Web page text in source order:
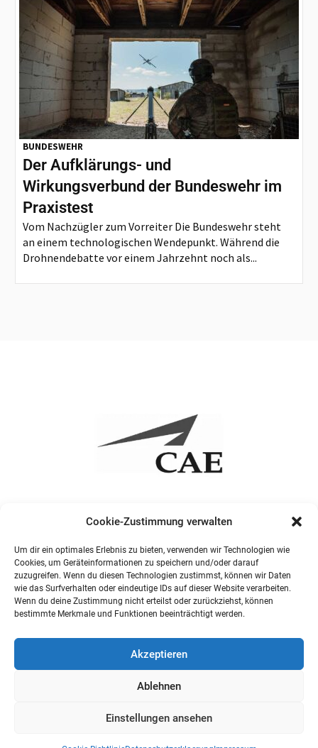
Cookie-Zustimmung verwalten
Um dir ein optimales Erlebnis zu bieten, verwenden wir Technologien wie
Cookies, um Geräteinformationen zu speichern und/oder darauf
zuzugreifen. Wenn du diesen Technologien zustimmst, können wir Daten
wie das Surfverhalten oder eindeutige IDs auf dieser Website verarbeiten.
Wenn du deine Zustimmung nicht erteilst oder zurückziehst, können
bestimmte Merkmale und Funktionen beeinträchtigt werden.
Akzeptieren
Ablehnen
Einstellungen ansehen
BUNDESWEHR
Der Aufklärungs- und
Wirkungsverbund der Bundeswehr im
Praxistest
Vom Nachzügler zum Vorreiter Die Bundeswehr steht
an einem technologischen Wendepunkt. Während die
Drohnendebatte vor einem Jahrzehnt noch als...